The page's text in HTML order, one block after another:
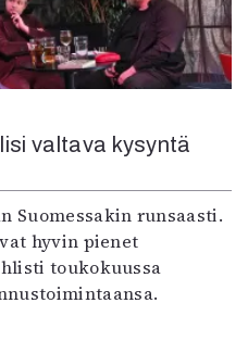
valtava kysyntä
Suomessakin runsaasti.
hyvin pienet
toukokuussa